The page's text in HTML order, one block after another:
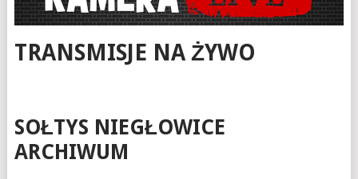
TRANSMISJE NA ŻYWO
SOŁTYS NIEGŁOWICE
ARCHIWUM